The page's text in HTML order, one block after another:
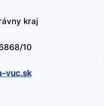
kraj
10
vuc.sk